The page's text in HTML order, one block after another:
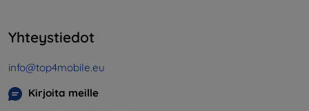
Yhteystiedot
info@top4mobile.eu
Kirjoita meille